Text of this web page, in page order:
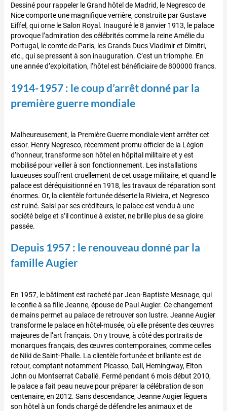
Dessiné pour rappeler le Grand hôtel de Madrid, le Negresco de
Nice comporte une magnifique verrière, construite par Gustave
Eiffel, qui orne le Salon Royal. Inauguré le 8 janvier 1913, le palace
provoque l’admiration des célébrités comme la reine Amélie du
Portugal, le comte de Paris, les Grands Ducs Vladimir et Dimitri,
etc., qui se pressent à son inauguration. C’est un triomphe. En
une année d’exploitation, l’hôtel est bénéficiaire de 800000 francs.
1914-1957 : le coup d’arrêt donné par la
première guerre mondiale
Malheureusement, la Première Guerre mondiale vient arrêter cet
essor. Henry Negresco, récemment promu officier de la Légion
d’honneur, transforme son hôtel en hôpital militaire et y est
mobilisé pour veiller à son fonctionnement. Les installations
luxueuses souffrent cruellement de cet usage militaire, et quand le
palace est déréquisitionné en 1918, les travaux de réparation sont
énormes. Or, la clientèle fortunée déserte la Rivieira, et Negresco
est ruiné. Saisi par ses créditeurs, le palace est vendu à une
société belge et s’il continue à exister, ne brille plus de sa gloire
passée.
Depuis 1957 : le renouveau donné par la
famille Augier
En 1957, le bâtiment est racheté par Jean-Baptiste Mesnage, qui
le confie à sa fille Jeanne, épouse de Paul Augier. Ce changement
de mains permet au palace de retrouver son lustre. Jeanne Augier
transforme le palace en hôtel-musée, où elle présente des œuvres
majeures de l’art français. On y trouve, à côté des portraits de
monarques français, des œuvres contemporaines, comme celles
de Niki de Saint-Phalle. La clientèle fortunée et brillante est de
retour, comptant notamment Picasso, Dali, Hemingway, Elton
John ou Montserrat Caballé. Fermé pendant 6 mois début 2010,
le palace a fait peau neuve pour préparer la célébration de son
centenaire, en 2012. Sans descendance, Jeanne Augier lèguera
son hôtel à un fonds chargé de défendre les animaux et de